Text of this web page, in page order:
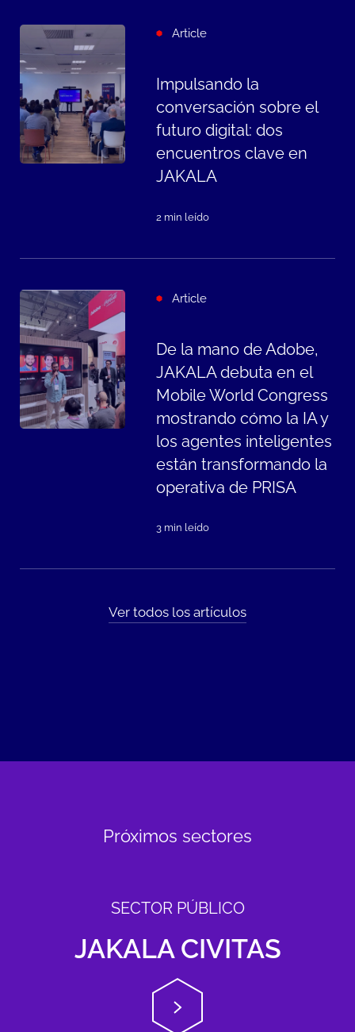
Article
Impulsando la
conversación sobre el
futuro digital: dos
encuentros clave en
JAKALA
2 min leído
Article
De la mano de Adobe,
JAKALA debuta en el
Mobile World Congress
mostrando cómo la IA y
los agentes inteligentes
están transformando la
operativa de PRISA
3 min leído
Ver todos los artículos
Próximos sectores
SECTOR PÚBLICO
JAKALA CIVITAS